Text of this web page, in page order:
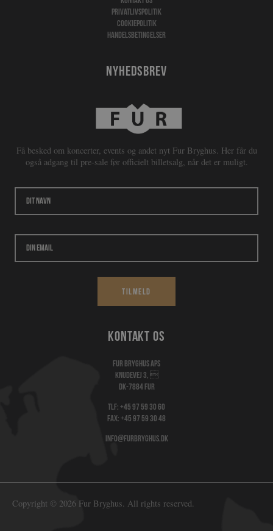
Privatlivspolitik
Cookiepolitik
Handelsbetingelser
Nyhedsbrev
Få besked om koncerter, events og andet nyt Fur Bryghus. Her får du
også adgang til pre-sale før officielt billetsalg, når det er muligt.
Tilmeld
Kontakt os
Fur Bryghus Aps
Knudevej 3, 
DK-7884 Fur
Tlf:+45 97 59 30 60
Fax: +45 97 59 30 48
info@furbryghus.dk
Copyright © 2026 Fur Bryghus. All rights reserved.